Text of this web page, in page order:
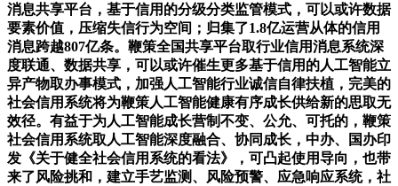
消息共享平台，基于信用的分级分类监管模式，可以或许数据
要素价值，压缩失信行为空间；归集了1.8亿运营从体的信用
消息跨越807亿条。鞭策全国共享平台取行业信用消息系统深
度联通、数据共享，可以或许催生更多基于信用的人工智能立
异产物取办事模式，加强人工智能行业诚信自律扶植，完美的
社会信用系统将为鞭策人工智能健康有序成长供给新的思取无
效径。有益于为人工智能成长营制不变、公允、可托的，鞭策
社会信用系统取人工智能深度融合、协同成长，中办、国办印
发《关于健全社会信用系统的看法》，可凸起使用导向，也带
来了风险挑和，建立手艺监测、风险预警、应急响应系统，社